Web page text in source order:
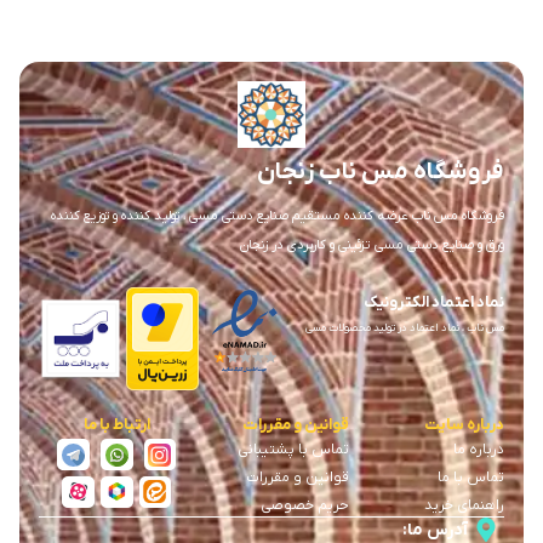
فروشگاه مس ناب زنجان
فروشگاه مس ناب عرضه کننده مستقیم صنایع دستی مسی ، تولید کننده و توزیع کننده
ورق و صنایع دستی مسی تزئینی و کاربردی در زنجان
نماد اعتماد الکترونیک
مس ناب ، نماد اعتماد در تولید محصولات مسی
درباره سایت
درباره ما
تماس با ما
راهنمای خرید
قوانین و مقررات
تماس با پشتیبانی
قوانین و مقررات
حریم خصوصی
ارتباط با ما
آدرس ما: